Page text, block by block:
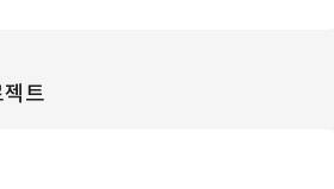
트